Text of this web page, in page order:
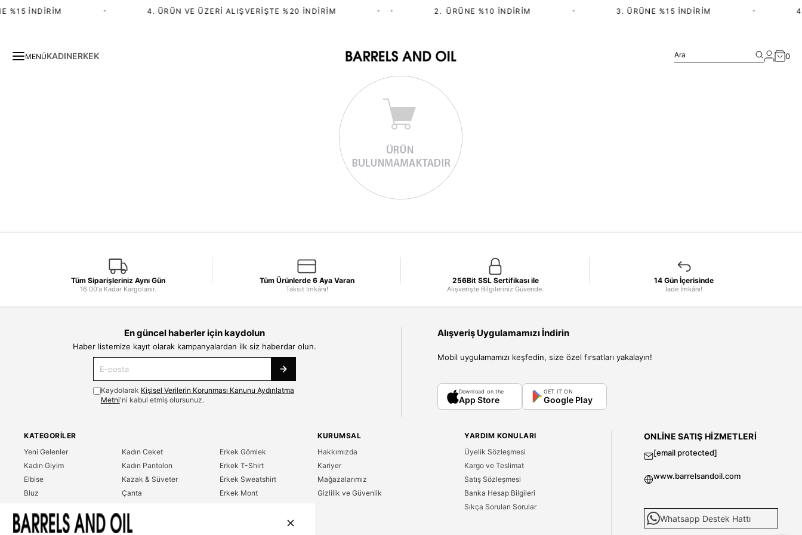
%15 İNDIRIM 4. ÜRÜN VE ÜZERI ALIŞVERIŞTE %20 İNDIRIM 2.⁠ ⁠ÜRÜNE %10 İNDIRIM 3. ÜRÜNE %15 İNDIRIM
MENÜKADINERKEK Ara 0
Tüm Siparişleriniz Aynı Gün
16.00'a Kadar Kargolanır.
Tüm Ürünlerde 6 Aya Varan
Taksit İmkânı!
256Bit SSL Sertifikası ile
Alışverişte Bilgileriniz Güvende.
14 Gün İçerisinde
İade İmkânı!
En güncel haberler için kaydolun
Haber listemize kayıt olarak kampanyalardan ilk siz haberdar olun.
Kaydolarak Kişisel Verilerin Korunması Kanunu Aydınlatma
Metni'ni kabul etmiş olursunuz.
Alışveriş Uygulamamızı İndirin
Mobil uygulamamızı keşfedin, size özel fırsatları yakalayın!
Download on the
App Store
GET IT ON
Google Play
KATEGORILER
Yeni Gelenler
Kadın Giyim
Elbise
Bluz
T-Shirt
Kadın Ceket
Kadın Pantolon
Kazak & Süveter
Çanta
Erkek Gömlek
Erkek T-Shirt
Erkek Sweatshirt
Erkek Mont
KURUMSAL
Hakkımızda
Kariyer
Mağazalarımız
Gizlilik ve Güvenlik
YARDIM KONULARI
Üyelik Sözleşmesi
Kargo ve Teslimat
Satış Sözleşmesi
Banka Hesap Bilgileri
Sıkça Sorulan Sorular
ONLINE SATIŞ HIZMETLERI
[email protected]
www.barrelsandoil.com
Whatsapp Destek Hattı